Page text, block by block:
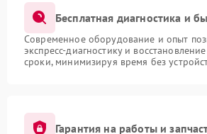
Бесплатная диагностика и
Современное оборудование и опыт
экспресс-диагностику и
сроки, минимизируя время без
Гарантия на работы и